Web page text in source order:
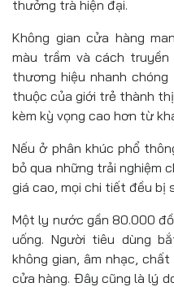
thưởng trà hiện đại.
Không gian cửa hàng
màu trầm và cách
thương hiệu nhanh
thuộc của giới trẻ thành
kèm kỳ vọng cao hơn từ
Nếu ở phân khúc phổ
bỏ qua những trải nghiệm
giá cao, mọi chi tiết đều bị
Một ly nước gần 80.000
uống. Người tiêu dùng
không gian, âm nhạc,
cửa hàng. Đây cũng là lý